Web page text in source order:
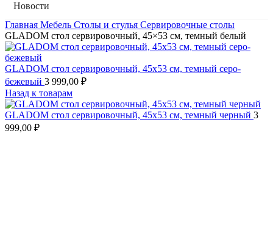
Новости
Главная Мебель Столы и стулья Сервировочные столы
GLADOM стол сервировочный, 45×53 см, темный белый
GLADOM стол сервировочный, 45x53 см, темный серо-
бежевый 3 999,00 ₽
Назад к товарам
GLADOM стол сервировочный, 45x53 см, темный черный 3
999,00 ₽